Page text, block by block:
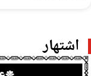
اشتهار